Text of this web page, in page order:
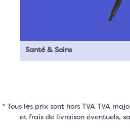
Santé & Soins
* Tous les prix sont hors TVA TVA
et frais de livraison éventuels,